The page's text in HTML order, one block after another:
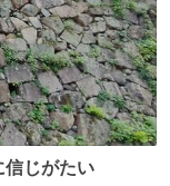
信じがたい